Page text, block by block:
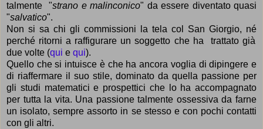
talmente "strano e malinconico" da essere diventato quasi
"salvatico".
Non si sa chi gli commissioni la tela col San Giorgio, né
perché ritorni a raffigurare un soggetto che ha trattato già
due volte (qui e qui).
Quello che si intuisce èche ha ancora voglia di dipingere e
di riaffermare il suo stile, dominato da quella passione per
gli studi matematici e prospettici che lo ha accompagnato
per tutta la vita. Una passione talmente ossessiva da farne
un isolato, sempre assorto in se stesso e con pochi contatti
con gli altri.